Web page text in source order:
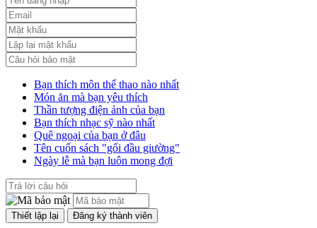
Luật sửa đổi, bổ sung một số điều của luật cán bộ, công chức. luật
công chức
Lượt xem:1785 | lượt tải:546
Bạn thích môn thể thao nào nhất
Món ăn mà bạn yêu thích
Thần tượng điện ảnh của bạn
Bạn thích nhạc sỹ nào nhất
Quê ngoại của bạn ở đâu
Tên cuốn sách "gối đầu giường"
Ngày lễ mà bạn luôn mong đợi